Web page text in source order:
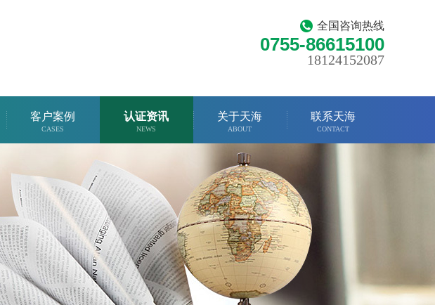
全国咨询热线
0755-86615100
18124152087
客户案例
CASES
认证资讯
NEWS
关于天海
ABOUT
联系天海
CONTACT